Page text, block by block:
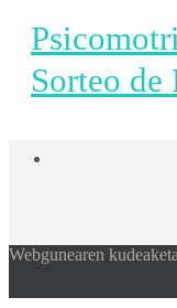
Sorteo de
Webgunearen